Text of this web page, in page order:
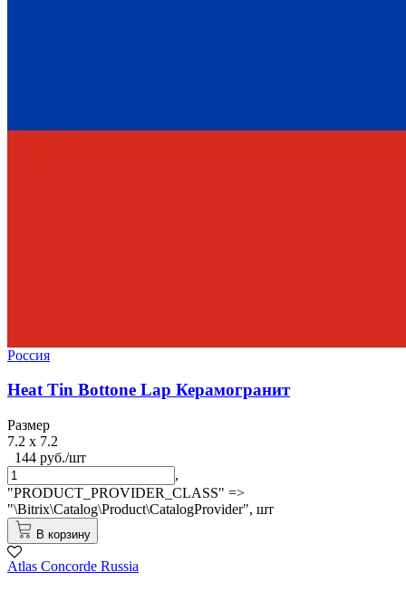
Россия
Heat Tin Bottone Lap Керамогранит
Размер
7.2 x 7.2
144 руб./шт
,
"PRODUCT_PROVIDER_CLASS" =>
"\Bitrix\Catalog\Product\CatalogProvider", шт
В корзину
Atlas Concorde Russia